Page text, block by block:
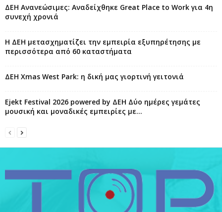
ΔΕΗ Ανανεώσιμες: Αναδείχθηκε Great Place to Work για 4η
συνεχή χρονιά
Η ΔΕΗ μετασχηματίζει την εμπειρία εξυπηρέτησης με
περισσότερα από 60 καταστήματα
ΔΕΗ Xmas West Park: η δική μας γιορτινή γειτονιά
Ejekt Festival 2026 powered by ΔΕΗ Δύο ημέρες γεμάτες
μουσική και μοναδικές εμπειρίες με...